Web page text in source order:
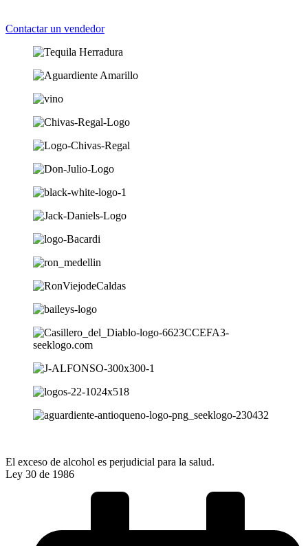
Contactar un vendedor
El exceso de alcohol es perjudicial para la salud.
Ley 30 de 1986